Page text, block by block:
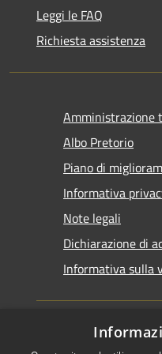
Leggi le FAQ
Richiesta assistenza
Amministrazione
Albo Pretorio
Piano di
Informativa
Note legali
Dichiarazione di
Informativa sulla